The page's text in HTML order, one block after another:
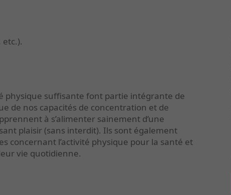
physique suffisante font partie intégrante de
de nos capacités de concentration et de
à s’alimenter sainement d’une
plaisir (sans interdit). Ils sont également
concernant l’activité physique pour la santé et
vie quotidienne.